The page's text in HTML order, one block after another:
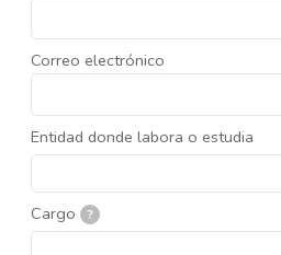
Correo electrónico
Entidad donde labora o estudia
Cargo ?